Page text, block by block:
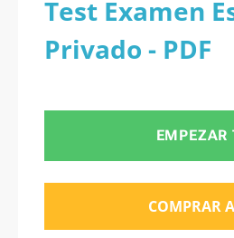
en PDF
Test Examen
Privado - PDF
EMPEZAR
COMPRAR